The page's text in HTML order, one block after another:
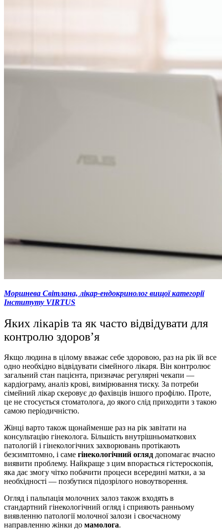
Моршнева Світлана, лікар-ендокринолог вищої категорії
Інституту VIRTUS
Яких лікарів та як часто відвідувати для
контролю здоров’я
Якщо людина в цілому вважає себе здоровою, раз на рік їй все
одно необхідно відвідувати сімейного лікаря. Він контролює
загальний стан пацієнта, призначає регулярні чекапи —
кардіограму, аналіз крові, вимірювання тиску. За потреби
сімейний лікар скеровує до фахівців іншого профілю. Проте,
це не стосується стоматолога, до якого слід приходити з такою
самою періодичністю.
Жінці варто також щонайменше раз на рік завітати на
консультацію гінеколога. Більшість внутрішньоматкових
патологій і гінекологічних захворювань протікають
безсимптомно, і саме гінекологічний огляд допомагає вчасно
виявити проблему. Найкраще з цим впорається гістероскопія,
яка дає змогу чітко побачити процеси всередині матки, а за
необхідності — позбутися підозрілого новоутворення.
Огляд і пальпація молочних залоз також входять в
стандартний гінекологічний огляд і сприяють ранньому
виявленню патології молочної залози і своєчасному
направленню жінки до мамолога.